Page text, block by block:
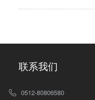
联系我们
0512-80806580